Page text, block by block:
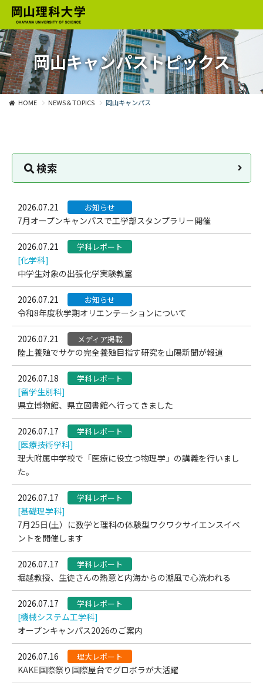
岡山キャンパストピックス
HOME NEWS＆TOPICS 岡山キャンパス
検索
2026.07.21 お知らせ
7月オープンキャンパスで工学部スタンプラリー開催
2026.07.21 学科レポート
[化学科]
中学生対象の出張化学実験教室
2026.07.21 お知らせ
令和8年度秋学期オリエンテーションについて
2026.07.21 メディア掲載
陸上養殖でサケの完全養殖目指す研究を山陽新聞が報道
2026.07.18 学科レポート
[留学生別科]
県立博物館、県立図書館へ行ってきました
2026.07.17 学科レポート
[医療技術学科]
理大附属中学校で「医療に役立つ物理学」の講義を行いまし
た。
2026.07.17 学科レポート
[基礎理学科]
7月25日(土）に数学と理科の体験型ワクワクサイエンスイベ
ントを開催します
2026.07.17 学科レポート
堀越教授、生徒さんの熱意と内海からの潮風で心洗われる
2026.07.17 学科レポート
[機械システム工学科]
オープンキャンパス2026のご案内
2026.07.16 理大レポート
KAKE国際祭り国際屋台でグロボラが大活躍